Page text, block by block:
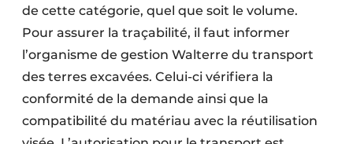
de cette catégorie, quel que soit le volume.
Pour assurer la traçabilité, il faut informer
l’organisme de gestion Walterre du transport
des terres excavées. Celui-ci vérifiera la
conformité de la demande ainsi que la
compatibilité du matériau avec la réutilisation